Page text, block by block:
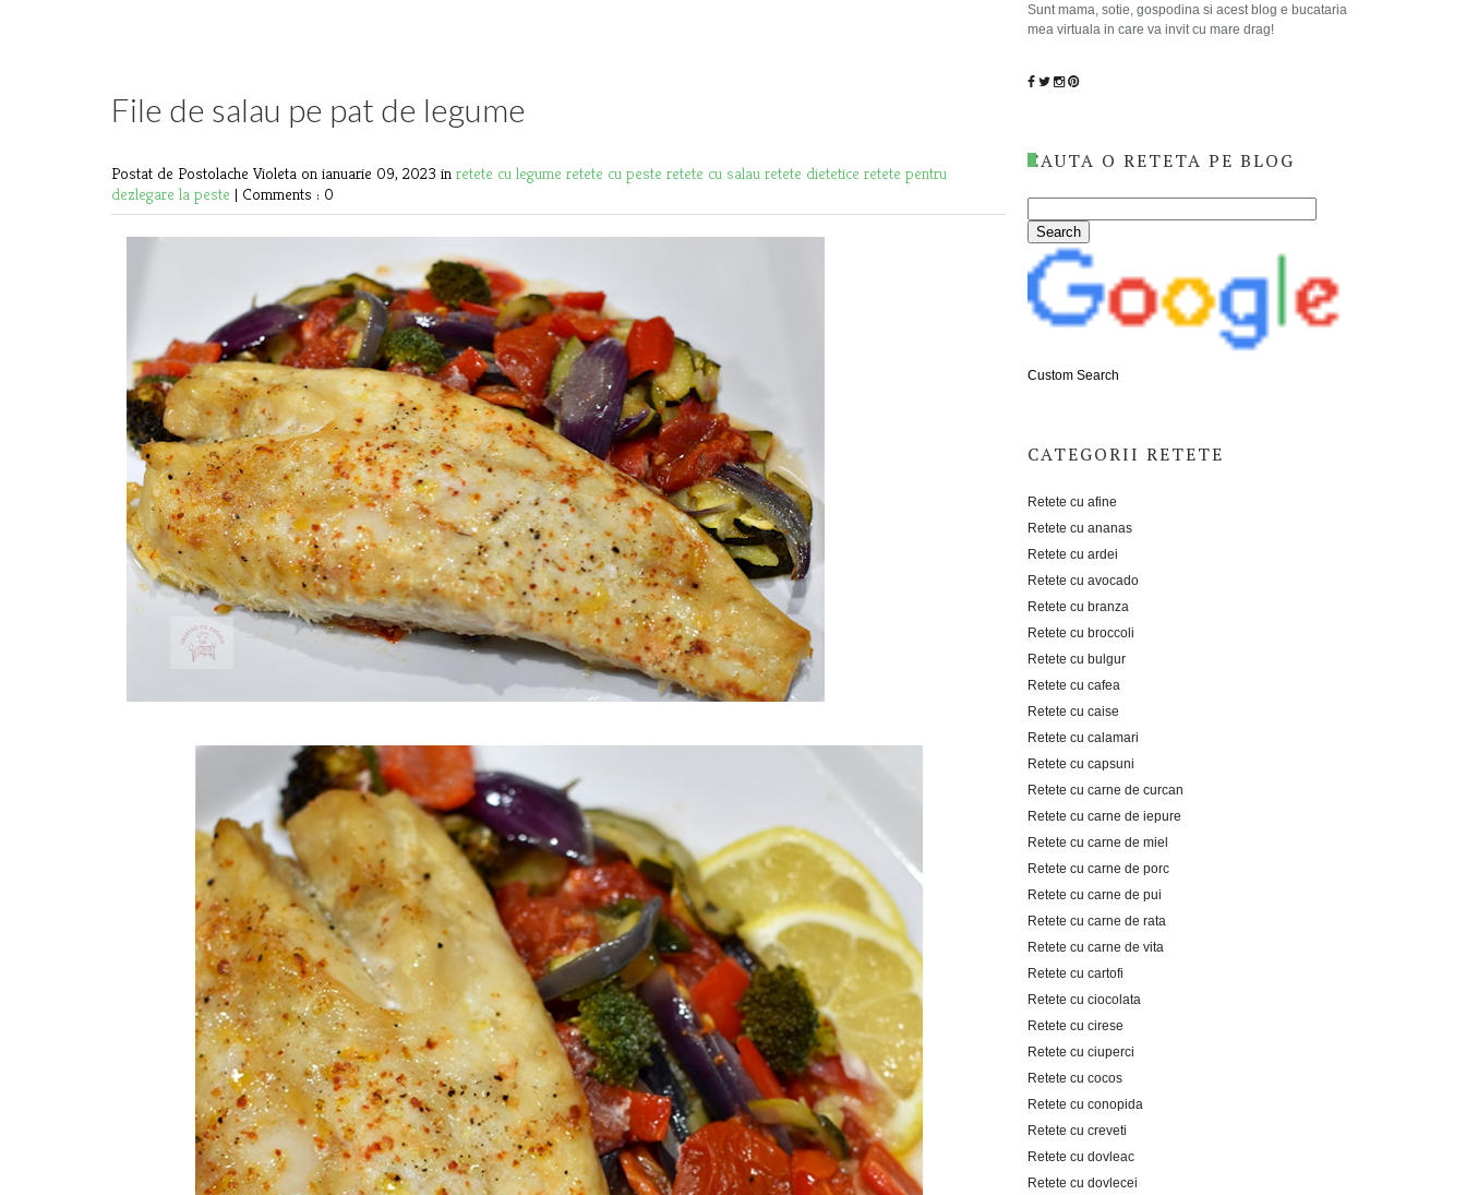
File de salau pe pat de legume
Postat de Postolache Violeta on ianuarie 09, 2023 in retete cu legume retete cu peste retete cu salau retete dietetice retete pentru
dezlegare la peste | Comments : 0
Sunt mama, sotie, gospodina si acest blog e bucataria
mea virtuala in care va invit cu mare drag!
CAUTA O RETETA PE BLOG
Custom Search
CATEGORII RETETE
Retete cu afine
Retete cu ananas
Retete cu ardei
Retete cu avocado
Retete cu branza
Retete cu broccoli
Retete cu bulgur
Retete cu cafea
Retete cu caise
Retete cu calamari
Retete cu capsuni
Retete cu carne de curcan
Retete cu carne de iepure
Retete cu carne de miel
Retete cu carne de porc
Retete cu carne de pui
Retete cu carne de rata
Retete cu carne de vita
Retete cu cartofi
Retete cu ciocolata
Retete cu cirese
Retete cu ciuperci
Retete cu cocos
Retete cu conopida
Retete cu creveti
Retete cu dovleac
Retete cu dovlecei